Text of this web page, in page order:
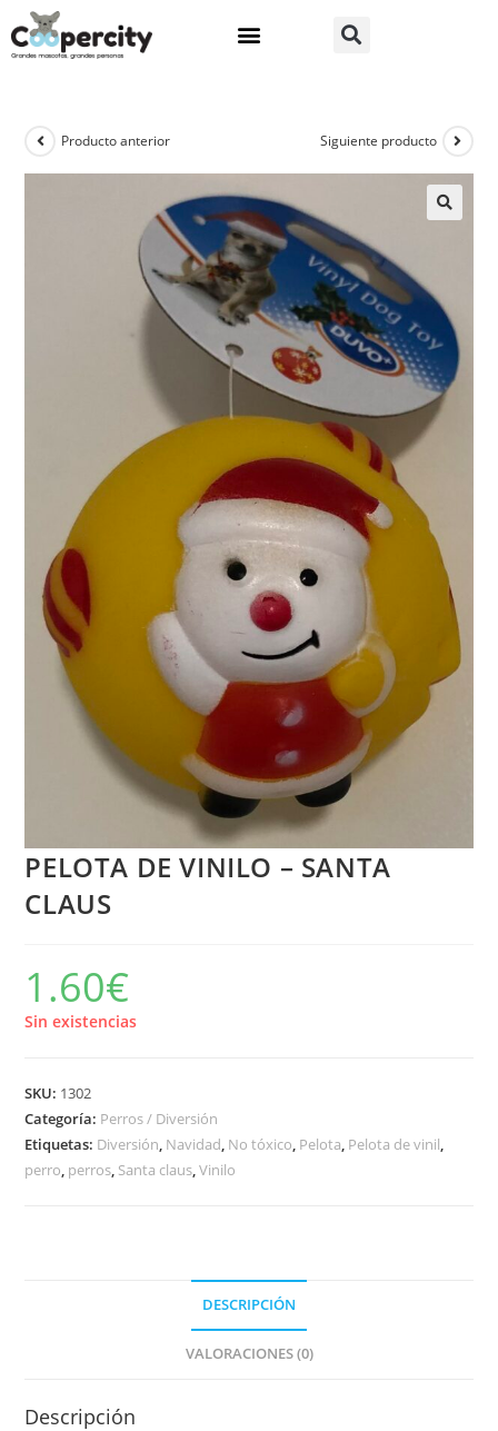
Producto anterior Siguiente producto
PELOTA DE VINILO – SANTA
CLAUS
1.60€
Sin existencias
SKU: 1302
Categoría: Perros / Diversión
Etiquetas: Diversión, Navidad, No tóxico, Pelota, Pelota de vinil,
perro, perros, Santa claus,Vinilo
DESCRIPCIÓN
VALORACIONES (0)
Descripción